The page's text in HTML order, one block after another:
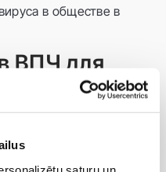
в обществе в
ВПЧ для
против
ВПЧ, но